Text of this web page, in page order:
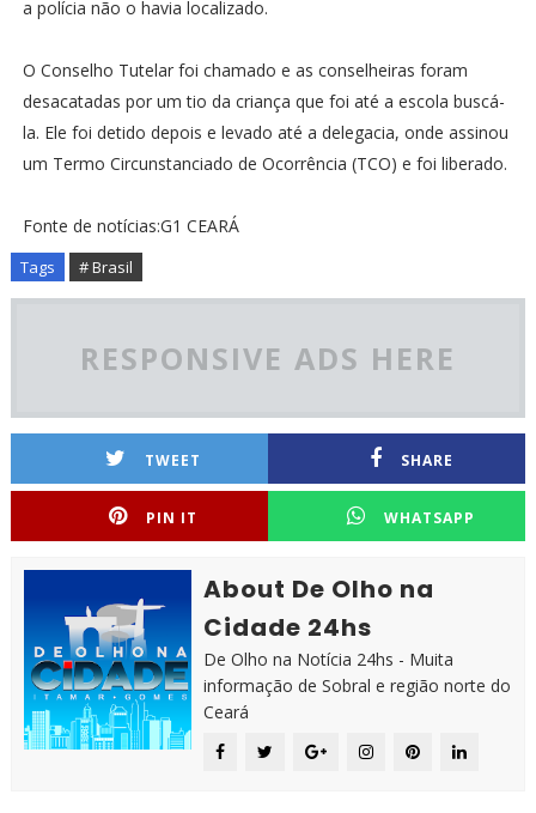
a polícia não o havia localizado.
O Conselho Tutelar foi chamado e as conselheiras foram
desacatadas por um tio da criança que foi até a escola buscá-
la. Ele foi detido depois e levado até a delegacia, onde assinou
um Termo Circunstanciado de Ocorrência (TCO) e foi liberado.
Fonte de notícias:G1 CEARÁ
Tags # Brasil
RESPONSIVE ADS HERE
TWEET SHARE
PIN IT WHATSAPP
About De Olho na
Cidade 24hs
De Olho na Notícia 24hs - Muita
informação de Sobral e região norte do
Ceará